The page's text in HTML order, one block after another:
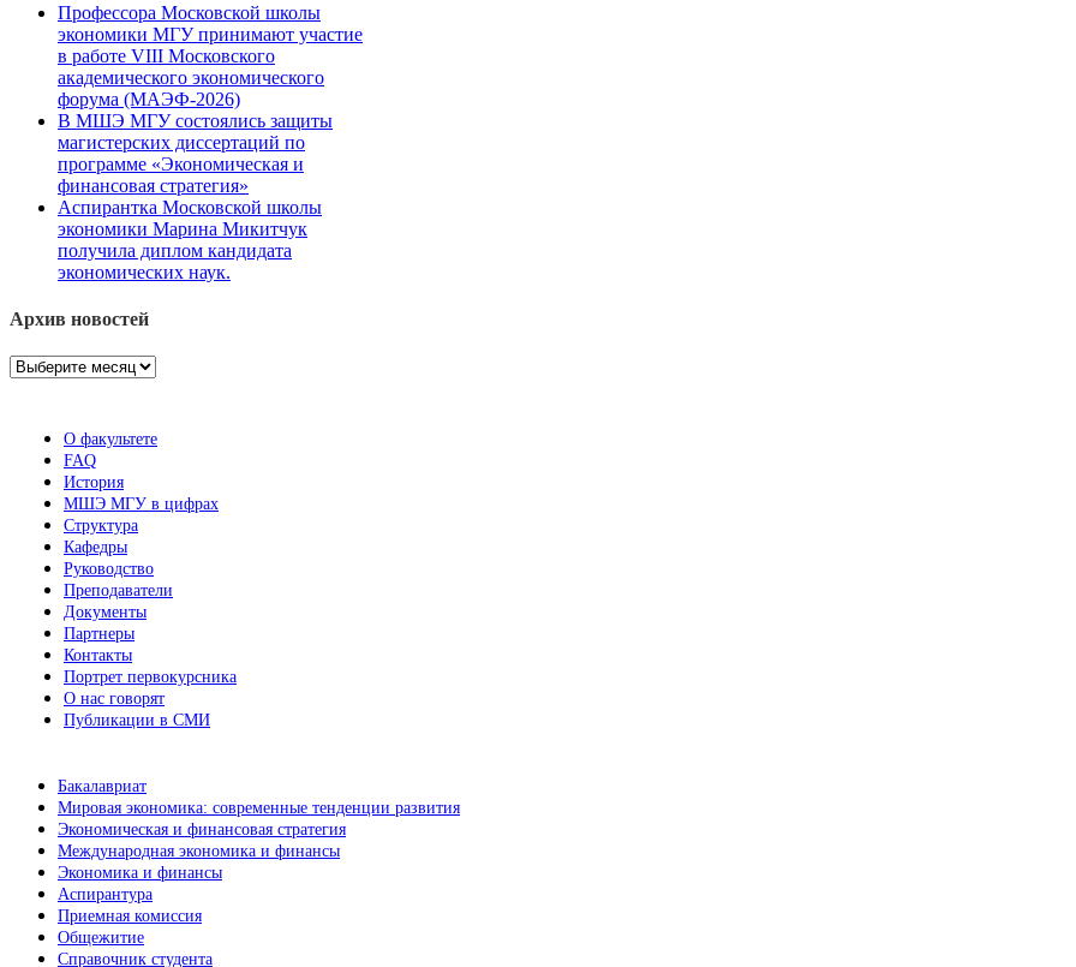
Профессора Московской школы
экономики МГУ принимают участие
в работе VIII Московского
академического экономического
форума (МАЭФ-2026)
В МШЭ МГУ состоялись защиты
магистерских диссертаций по
программе «Экономическая и
финансовая стратегия»
Аспирантка Московской школы
экономики Марина Микитчук
получила диплом кандидата
экономических наук.
Архив новостей
Архив
О факультете
FAQ
История
МШЭ МГУ в цифрах
Структура
Кафедры
Руководство
Преподаватели
Документы
Партнеры
Контакты
Портрет первокурсника
О нас говорят
Публикации в СМИ
Бакалавриат
Мировая экономика: современные тенденции развития
Экономическая и финансовая стратегия
Международная экономика и финансы
Экономика и финансы
Аспирантура
Приемная комиссия
Общежитие
Справочник студента